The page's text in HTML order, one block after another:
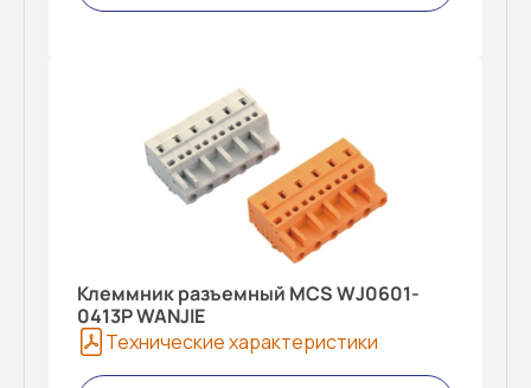
Клеммник разъемный MCS WJ0601-
0413P WANJIE
Технические характеристики